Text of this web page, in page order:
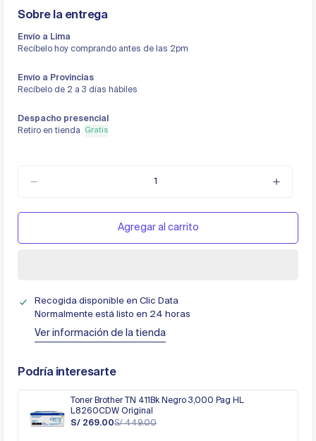
Sobre la entrega
Envío a Lima
Recíbelo hoy comprando antes de las 2pm
Envío a Provincias
Recíbelo de 2 a 3 días hábiles
Despacho presencial
Retiro en tienda
Gratis
Agregar al carrito
Recogida disponible en Clic Data
Normalmente está listo en 24 horas
Ver información de la tienda
Podría interesarte
Toner Brother TN 411Bk Negro 3,000 Pag HL
L8260CDW Original
S/ 269.00S/ 449.00